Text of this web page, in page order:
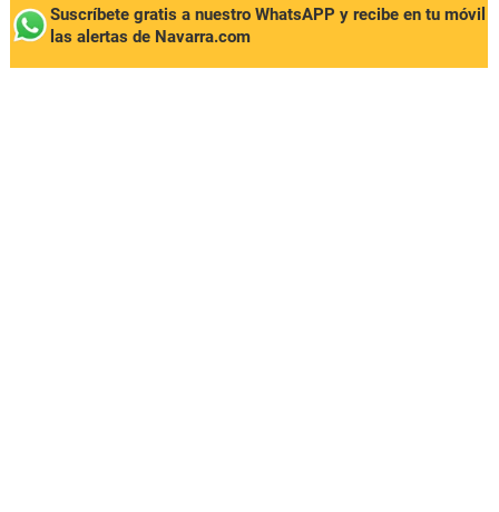
Suscríbete gratis a nuestro WhatsAPP y recibe en tu móvil
las alertas de Navarra.com